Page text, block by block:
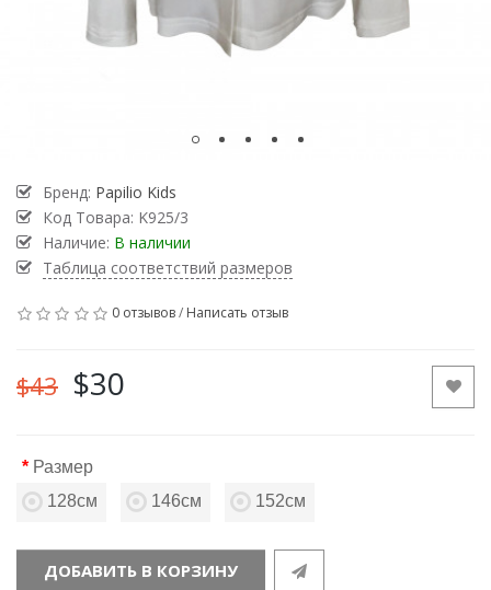
Бренд: Papilio Kids
Код Товара: K925/3
Наличие: В наличии
Таблица соответствий размеров
0 отзывов/ Написать отзыв
$43 $30
Размер
128см
146см 152см
ДОБАВИТЬ В КОРЗИНУ